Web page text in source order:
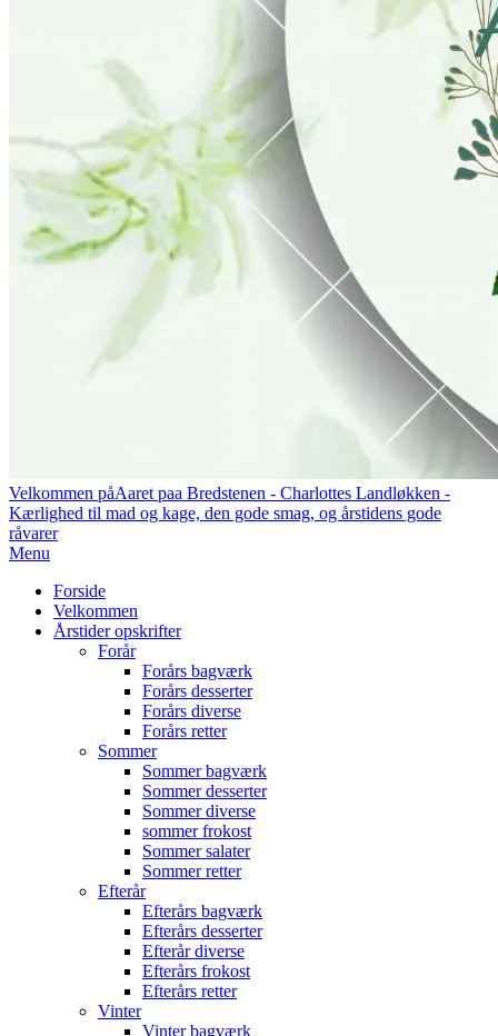
Velkommen påAaret paa Bredstenen - Charlottes Landløkken -
Kærlighed til mad og kage, den gode smag, og årstidens gode
råvarer
Primary
Menu
Menu
Forside
Velkommen
Årstider opskrifter
Forår
Forårs bagværk
Forårs desserter
Forårs diverse
Forårs retter
Sommer
Sommer bagværk
Sommer desserter
Sommer diverse
sommer frokost
Sommer salater
Sommer retter
Efterår
Efterårs bagværk
Efterårs desserter
Efterår diverse
Efterårs frokost
Efterårs retter
Vinter
Vinter bagværk